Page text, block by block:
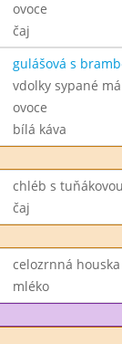
ovoce
čaj
gulášová s
vdolky sypané
ovoce
bílá káva
chléb s
čaj
celozrnná
mléko